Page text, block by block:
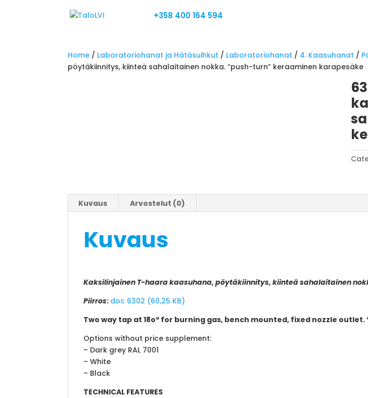
+358 400 164 594
Home / Laboratoriohanat ja Hätäsuihkut / Laboratoriohanat / 4. Kaasuhanat /
pöytäkiinnitys, kiinteä sahalaitainen nokka. “push-turn” keraaminen karapesäke
Kuvaus Arvostelut (0)
Kuvaus
Kaksilinjainen T-haara kaasuhana, pöytäkiinnitys, kiinteä sahalaitainen
Piirros: doc 6302 (60,25 KB)
Two way tap at 18oº for burning gas, bench mounted, fixed nozzle
Options without price supplement:
– Dark grey RAL 7001
– White
– Black
TECHNICAL FEATURES